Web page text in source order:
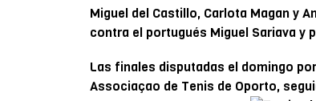
Miguel del Castillo, Carlota Magan y
contra el portugués Miguel Sariava y
Las finales disputadas el domingo
Associaçao de Tenis de Oporto,